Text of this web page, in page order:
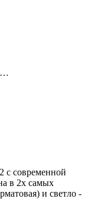
с современной
в 2х самых
и светло -